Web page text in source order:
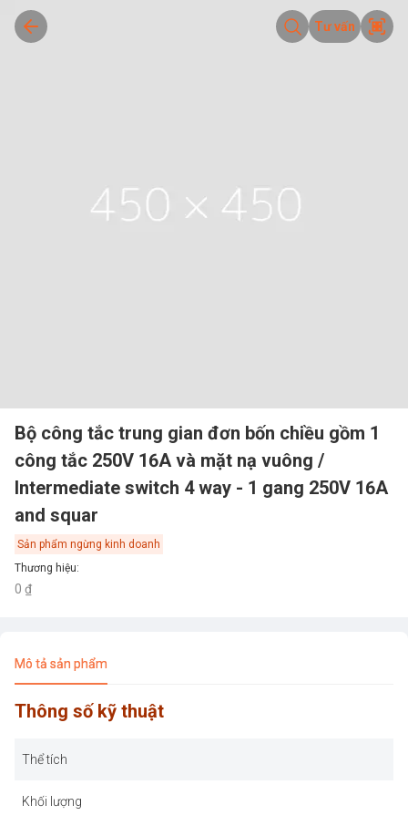
Tư vấn
Bộ công tắc trung gian đơn bốn chiều gồm 1
công tắc 250V 16A và mặt nạ vuông /
Intermediate switch 4 way - 1 gang 250V 16A
and squar
Sản phẩm ngừng kinh doanh
Thương hiệu:
0 ₫
Mô tả sản phẩm
Thông số kỹ thuật
Thể tích
Khối lượng